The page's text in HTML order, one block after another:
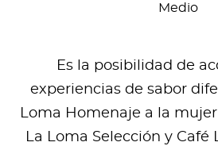
Medio
Es la posibilidad de
experiencias de sabor
Loma Homenaje a la
La Loma Selección y Café